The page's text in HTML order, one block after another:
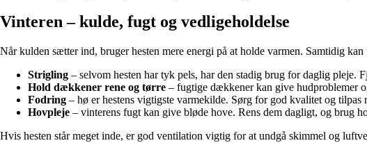
Vinteren – kulde, fugt og vedligeholdelse
Når kulden sætter ind, bruger hesten mere energi på at holde varmen. Samtidig
Strigling – selvom hesten har tyk pels, har den stadig brug for daglig pleje.
Hold dækkener rene og tørre – fugtige dækkener kan give hudproblemer
Fodring – hø er hestens vigtigste varmekilde. Sørg for god kvalitet og
Hovpleje – vinterens fugt kan give bløde hove. Rens dem dagligt, og brug
Hvis hesten står meget inde, er god ventilation vigtig for at undgå skimmel og